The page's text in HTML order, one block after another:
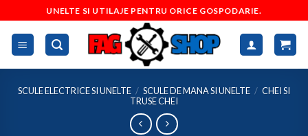
to
content
UNELTE SI UTILAJE PENTRU ORICE GOSPODARIE.
SCULE ELECTRICE SI UNELTE / SCULE DE MANA SI UNELTE / CHEI SI
TRUSE CHEI